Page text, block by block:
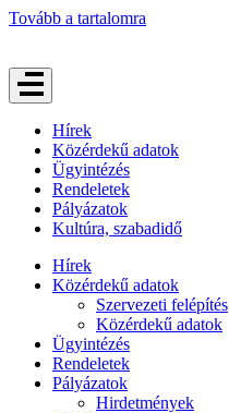
Tovább a tartalomra
Hírek
Közérdekű adatok
Ügyintézés
Rendeletek
Pályázatok
Kultúra, szabadidő
Hírek
Közérdekű adatok
Szervezeti felépítés
Közérdekű adatok
Ügyintézés
Rendeletek
Pályázatok
Hirdetmények